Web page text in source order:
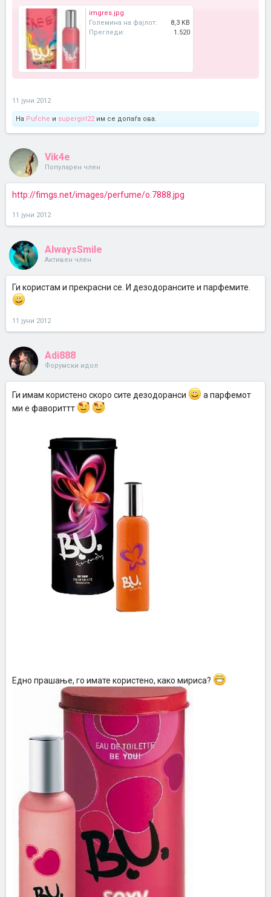
imgres.jpg
Големина на фајлот:
8,3 KB
Прегледи:
1.520
11 јуни 2012
На Pufche и supergirl22им се допаѓа ова.
Vik4e
Популарен член
http://fimgs.net/images/perfume/o.7888.jpg
11 јуни 2012
AlwaysSmile
Активен член
Ги користам и прекрасни се. И дезодорансите и парфемите.
11 јуни 2012
Adi888
Форумски идол
Ги имам користено скоро сите дезодоранси
а парфемот
ми е фавориттт
Едно прашање, го имате користено, како мириса?